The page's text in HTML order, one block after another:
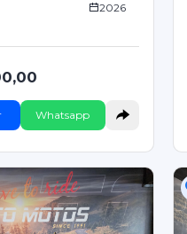
2026
Whatsapp